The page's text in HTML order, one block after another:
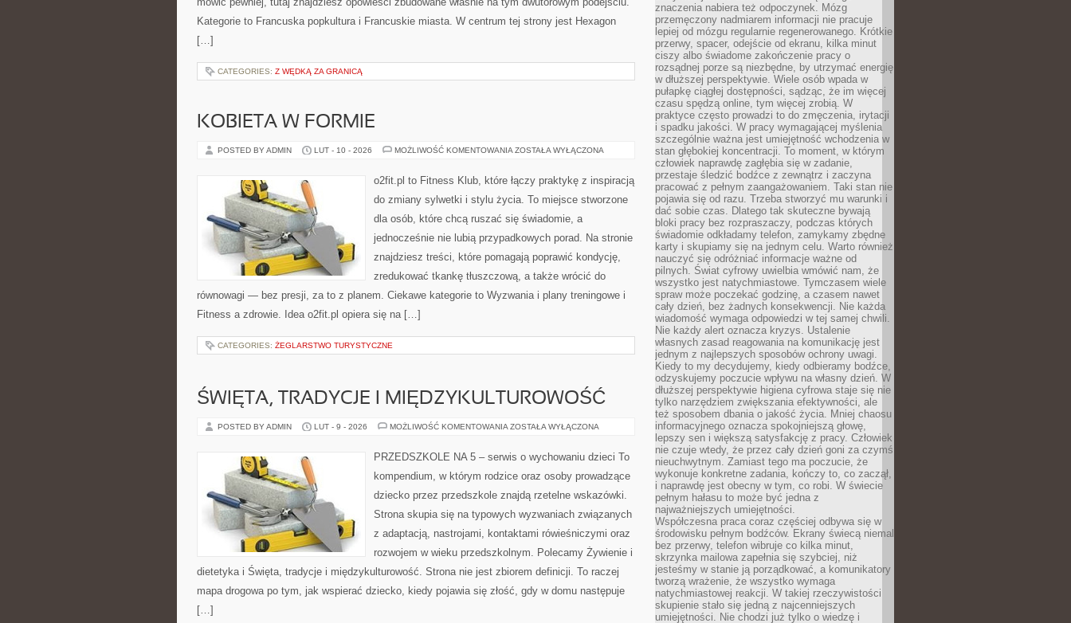
Kategorie to Francuska popkultura i Francuskie miasta. W centrum tej strony jest Hexagon
[…]
CATEGORIES: Z WĘDKĄ ZA GRANICĄ
KOBIETA W FORMIE
POSTED BY ADMIN LUT - 10 - 2026 MOŻLIWOŚĆ KOMENTOWANIA KOBIETA
ZOSTAŁA WYŁĄCZONA
o2fit.pl to Fitness Klub, które łączy praktykę z inspiracją
do zmiany sylwetki i stylu życia. To miejsce stworzone
dla osób, które chcą ruszać się świadomie, a
jednocześnie nie lubią przypadkowych porad. Na stronie
znajdziesz treści, które pomagają poprawić kondycję,
zredukować tkankę tłuszczową, a także wrócić do
równowagi — bez presji, za to z planem. Ciekawe kategorie to Wyzwania i plany treningowe i
Fitness a zdrowie. Idea o2fit.pl opiera się na […]
CATEGORIES: ŻEGLARSTWO TURYSTYCZNE
ŚWIĘTA, TRADYCJE I MIĘDZYKULTUROWOŚĆ
POSTED BY ADMIN LUT - 9 - 2026 MOŻLIWOŚĆ KOMENTOWANIA ŚWIĘTA,
MIĘDZYKULTUROWOŚĆ
ZOSTAŁA WYŁĄCZONA
PRZEDSZKOLE NA 5 – serwis o wychowaniu dzieci To
kompendium, w którym rodzice oraz osoby prowadzące
dziecko przez przedszkole znajdą rzetelne wskazówki.
Strona skupia się na typowych wyzwaniach związanych
z adaptacją, nastrojami, kontaktami rówieśniczymi oraz
rozwojem w wieku przedszkolnym. Polecamy Żywienie i
dietetyka i Święta, tradycje i międzykulturowość. Strona nie jest zbiorem definicji. To raczej
mapa drogowa po tym, jak wspierać dziecko, kiedy pojawia się złość, gdy w domu następuje
[…]
znaczenia nabiera też odpoczynek. Mózg
przemęczony nadmiarem informacji nie pracuje
lepiej od mózgu regularnie regenerowanego. Krótkie
przerwy, spacer, odejście od ekranu, kilka minut
ciszy albo świadome zakończenie pracy o
rozsądnej porze są niezbędne, by utrzymać energię
w dłuższej perspektywie. Wiele osób wpada w
pułapkę ciągłej dostępności, sądząc, że im więcej
czasu spędzą online, tym więcej zrobią. W
praktyce często prowadzi to do zmęczenia, irytacji
i spadku jakości. W pracy wymagającej myślenia
szczególnie ważna jest umiejętność wchodzenia w
stan głębokiej koncentracji. To moment, w którym
człowiek naprawdę zagłębia się w zadanie,
przestaje śledzić bodźce z zewnątrz i zaczyna
pracować z pełnym zaangażowaniem. Taki stan nie
pojawia się od razu. Trzeba stworzyć mu warunki i
dać sobie czas. Dlatego tak skuteczne bywają
bloki pracy bez rozpraszaczy, podczas których
świadomie odkładamy telefon, zamykamy zbędne
karty i skupiamy się na jednym celu. Warto również
nauczyć się odróżniać informacje ważne od
pilnych. Świat cyfrowy uwielbia wmówić nam, że
wszystko jest natychmiastowe. Tymczasem wiele
spraw może poczekać godzinę, a czasem nawet
cały dzień, bez żadnych konsekwencji. Nie każda
wiadomość wymaga odpowiedzi w tej samej chwili.
Nie każdy alert oznacza kryzys. Ustalenie
własnych zasad reagowania na komunikację jest
jednym z najlepszych sposobów ochrony uwagi.
Kiedy to my decydujemy, kiedy odbieramy bodźce,
odzyskujemy poczucie wpływu na własny dzień. W
dłuższej perspektywie higiena cyfrowa staje się nie
tylko narzędziem zwiększania efektywności, ale
też sposobem dbania o jakość życia. Mniej chaosu
informacyjnego oznacza spokojniejszą głowę,
lepszy sen i większą satysfakcję z pracy. Człowiek
nie czuje wtedy, że przez cały dzień goni za czymś
nieuchwytnym. Zamiast tego ma poczucie, że
wykonuje konkretne zadania, kończy to, co zaczął,
i naprawdę jest obecny w tym, co robi. W świecie
pełnym hałasu to może być jedna z
najważniejszych umiejętności.
Współczesna praca coraz częściej odbywa się w
środowisku pełnym bodźców. Ekrany świecą niemal
bez przerwy, telefon wibruje co kilka minut,
skrzynka mailowa zapełnia się szybciej, niż
jesteśmy w stanie ją porządkować, a komunikatory
tworzą wrażenie, że wszystko wymaga
natychmiastowej reakcji. W takiej rzeczywistości
skupienie stało się jedną z najcenniejszych
umiejętności. Nie chodzi już tylko o wiedzę i